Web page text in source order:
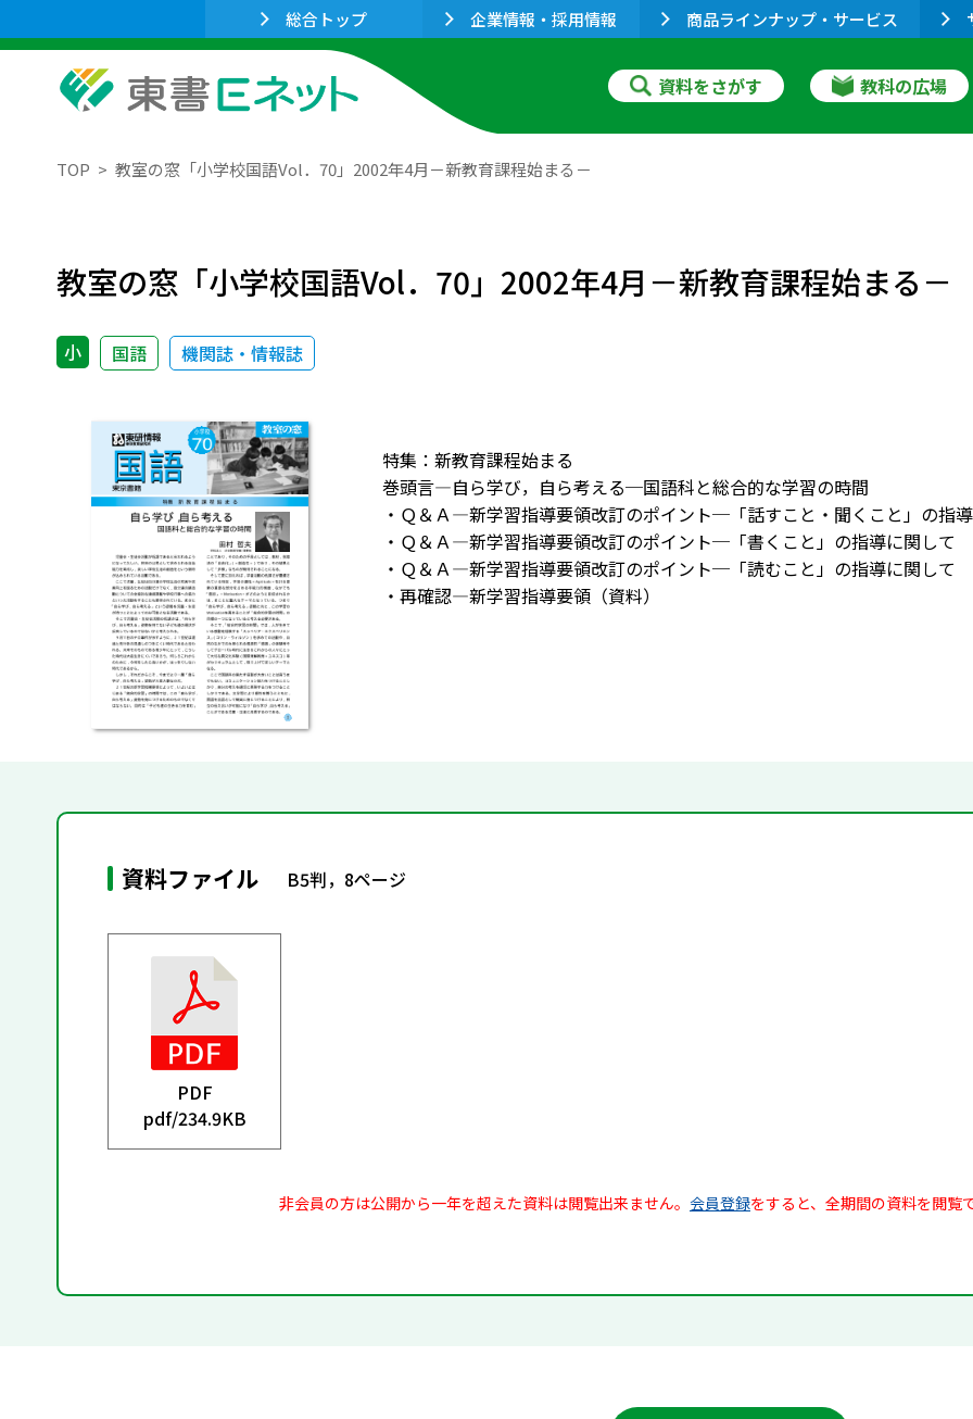
総合トップ 企業情報・採用情報 商品ラインナップ・サービス
資料をさがす 教科の広場
TOP 教室の窓「小学校国語Vol．70」2002年4月－新教育課程始まる－
教室の窓「小学校国語Vol．70」2002年4月－新教育課程始まる－
小 国語 機関誌・情報誌
特集：新教育課程始まる
巻頭言―自ら学び，自ら考える─国語科と総合的な学習の時間
・Ｑ＆Ａ―新学習指導要領改訂のポイント─「話すこと・聞くこと」の指
・Ｑ＆Ａ―新学習指導要領改訂のポイント─「書くこと」の指導に関して
・Ｑ＆Ａ―新学習指導要領改訂のポイント─「読むこと」の指導に関して
・再確認―新学習指導要領（資料）
資料ファイル B5判，8ページ
PDF
pdf/234.9KB
非会員の方は公開から一年を超えた資料は閲覧出来ません。 会員登録をすると、全期間の資料を閲覧